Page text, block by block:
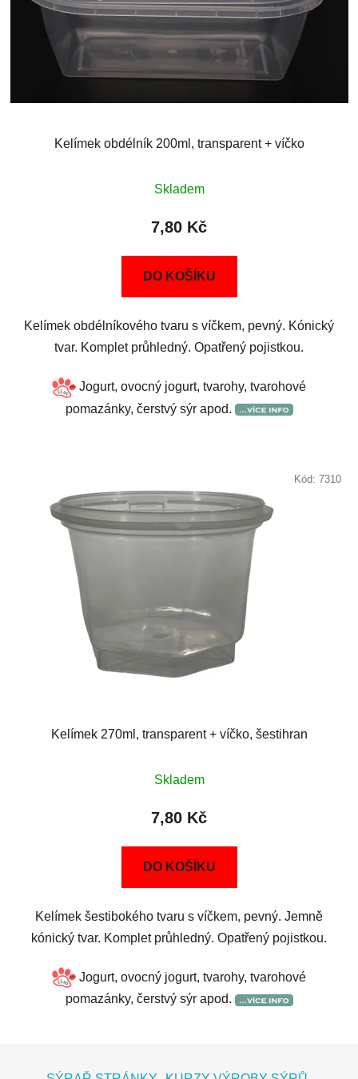
Kelímek obdélník 200ml, transparent + víčko
Skladem
7,80 Kč
DO KOŠÍKU
Kelímek obdélníkového tvaru s víčkem, pevný. Kónický
tvar. Komplet průhledný. Opatřený pojistkou.
Jogurt, ovocný jogurt, tvarohy, tvarohové
pomazánky, čerstvý sýr apod.
Kelímek 270ml, transparent + víčko, šestihran
Skladem
7,80 Kč
DO KOŠÍKU
Kelímek šestibokého tvaru s víčkem, pevný. Jemně
kónický tvar. Komplet průhledný. Opatřený pojistkou.
Jogurt, ovocný jogurt, tvarohy, tvarohové
pomazánky, čerstvý sýr apod.
Kód: 7310